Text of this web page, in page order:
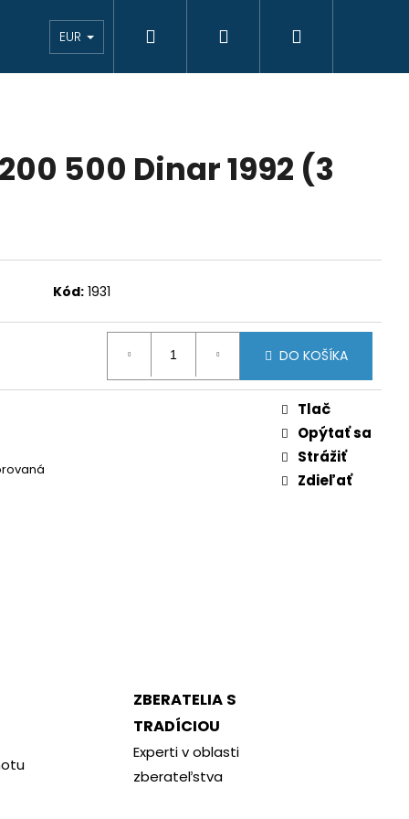
eAukcie bankovky VÝKUP Novinky
EUR Hľadať Prihlásenie
500 Dinar 1992 (3
Kód: 1931
DO KOŠÍKA
Tlač
Opýtať sa
Strážiť
Zdieľať
ZBERATELIA S
TRADÍCIOU
Experti v oblasti
zberateľstva
1769 B EVM-D